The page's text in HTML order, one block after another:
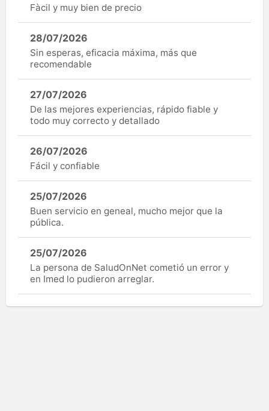
Fàcil y muy bien de precio
28/07/2026
Sin esperas, eficacia máxima, más que
recomendable
27/07/2026
De las mejores experiencias, rápido fiable y
todo muy correcto y detallado
26/07/2026
Fácil y confiable
25/07/2026
Buen servicio en geneal, mucho mejor que la
pública.
25/07/2026
La persona de SaludOnNet cometió un error y
en Imed lo pudieron arreglar.